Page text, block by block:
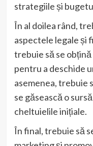
strategiile și
În al doilea rând,
aspectele legale și
trebuie să se
pentru a deschide
asemenea, trebuie
se găsească o
cheltuielile inițiale.
În final, trebuie să